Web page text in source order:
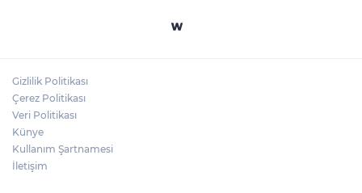
Gizlilik Politikası
Çerez Politikası
Veri Politikası
Künye
Kullanım Şartnamesi
İletişim